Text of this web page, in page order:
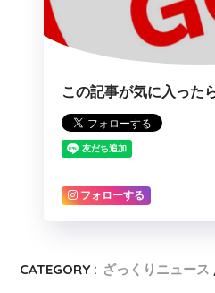
この記事が気に入った
フォローする
CATEGORY : ざっくりニュース